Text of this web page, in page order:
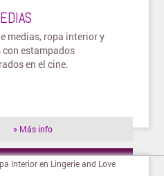
medias, ropa interior y
estampados
en el cine.
» Más info
tienda